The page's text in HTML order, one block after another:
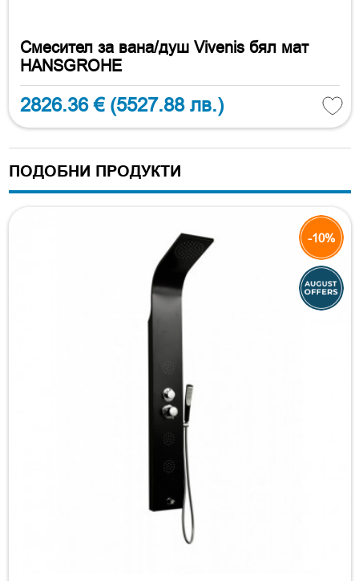
Смесител за вана/душ Vivenis бял мат
HANSGROHE
2826.36 € (5527.88 лв.)
ПОДОБНИ ПРОДУКТИ
-10%